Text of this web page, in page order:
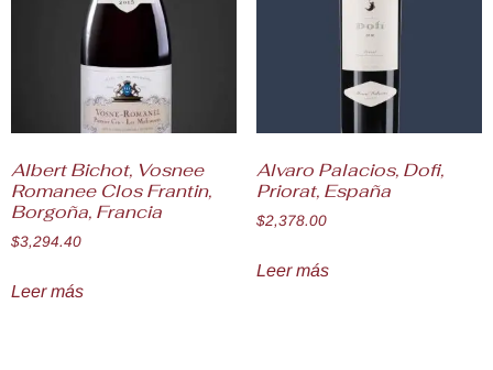
Albert Bichot, Vosnee
Romanee Clos Frantin,
Borgoña, Francia
$3,294.40
Leer más
Alvaro Palacios, Dofi,
Priorat, España
$2,378.00
Leer más